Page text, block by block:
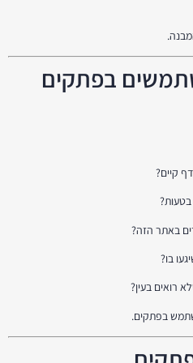
בפתקים
קיים?
באתר הזה?
רואים בעין?
בפתקים.